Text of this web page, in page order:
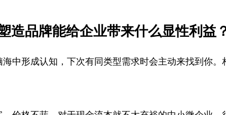
造品牌能给企业带来什么显性利益
中形成认知，下次有同类型需求时会主动来找到你